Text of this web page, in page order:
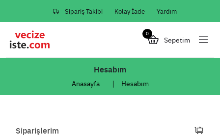
Sipariş Takibi Kolay İade Yardım
Sepetim
0
Hesabım
Anasayfa Hesabım
Siparişlerim